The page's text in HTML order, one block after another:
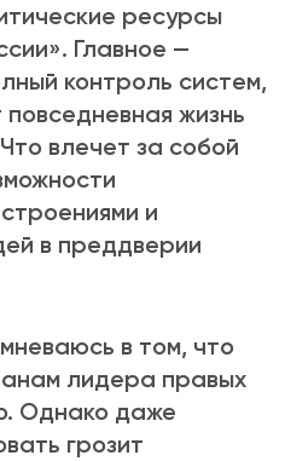
ресурсы
Главное —
контроль систем,
жизнь
влечет за собой
и
в преддверии
в том, что
лидера правых
Однако даже
грозит